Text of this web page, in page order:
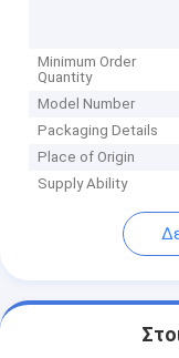
Minimum Order
Quantity
Model Number
Packaging Details
Place of Origin
Supply Ability